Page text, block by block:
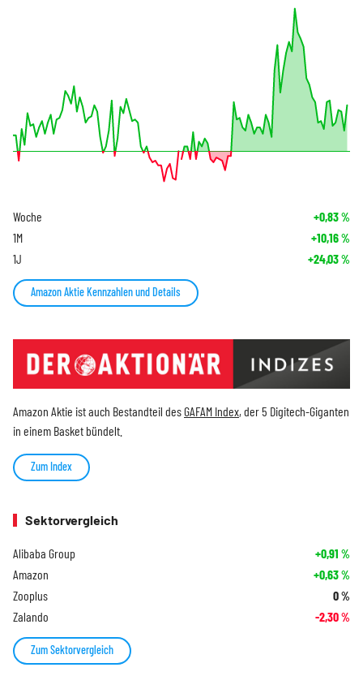
Woche +0,83%
1M +10,16%
1J +24,03%
Amazon Aktie Kennzahlen und Details
Amazon Aktie ist auch Bestandteil desGAFAM Index, der 5 Digitech-Giganten
in einem Basket bündelt.
Zum Index
Sektorvergleich
Alibaba Group +0,91 %
Amazon +0,63%
Zooplus 0%
Zalando -2,30%
Zum Sektorvergleich